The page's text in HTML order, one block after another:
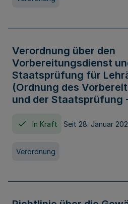
Verordnung über den
Vorbereitungsdienst
Staatsprüfung für
(Ordnung des
und der Staatsprüfung
In Kraft Seit 28. Januar
Verordnung